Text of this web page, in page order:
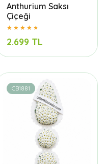
Anthurium Saksı
Çiçeği
2.699 TL
CB1881